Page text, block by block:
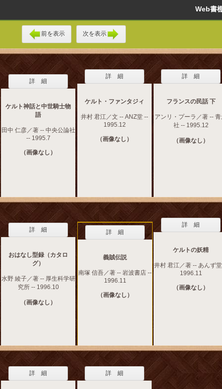
Web
前を表示 次を表示
詳 細
ケルト神話と中世騎士物
語
田中 仁彦／著 -- 中央公論社
-- 1995.7
（画像なし）
詳 細
ケルト・ファンタジィ
井村 君江／文 -- ANZ堂 --
1995.12
（画像なし）
詳 細
フランスの民話 下
アンリ・プーラ／著 --
社 -- 1995.12
（画像なし）
詳 細
おはなし型録（カタロ
グ）
水野 綾子／著 -- 厚生科学研
究所 -- 1996.10
（画像なし）
詳 細
義賊伝説
南塚 信吾／著 -- 岩波書店 --
1996.11
（画像なし）
詳 細
ケルトの妖精
井村 君江／著 -- あんず
1996.11
（画像なし）
詳 細 詳 細